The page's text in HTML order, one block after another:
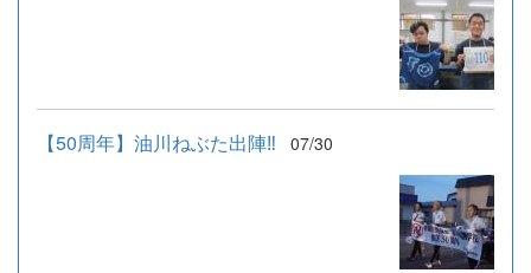
【50周年】油川ねぶた出陣‼ 07/30